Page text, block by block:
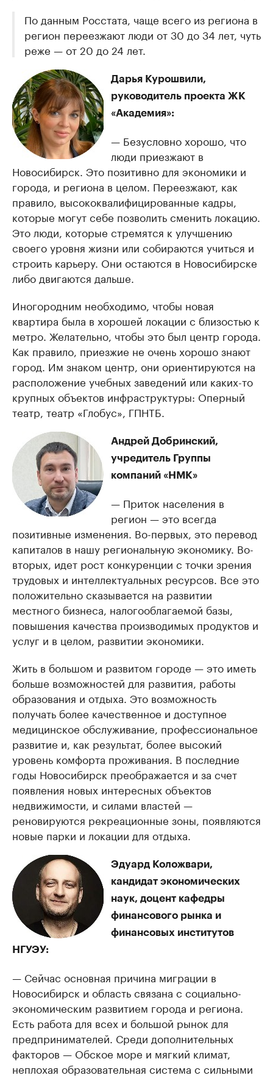
По данным Росстата, чаще всего из региона в
регион переезжают люди от 30 до 34 лет, чуть
реже — от 20 до 24 лет.
Дарья Курошвили,
руководитель проекта ЖК
«Академия»:
— Безусловно хорошо, что
люди приезжают в
Новосибирск. Это позитивно для экономики и
города, и региона в целом. Переезжают, как
правило, высококвалифицированные кадры,
которые могут себе позволить сменить локацию.
Это люди, которые стремятся к улучшению
своего уровня жизни или собираются учиться и
строить карьеру. Они остаются в Новосибирске
либо двигаются дальше.
Иногородним необходимо, чтобы новая
квартира была в хорошей локации с близостью к
метро. Желательно, чтобы это был центр города.
Как правило, приезжие не очень хорошо знают
город. Им знаком центр, они ориентируются на
расположение учебных заведений или каких-то
крупных объектов инфраструктуры: Оперный
театр, театр «Глобус», ГПНТБ.
Андрей Добринский,
учредитель Группы
компаний «НМК»
— Приток населения в
регион — это всегда
позитивные изменения. Во-первых, это перевод
капиталов в нашу региональную экономику. Во-
вторых, идет рост конкуренции с точки зрения
трудовых и интеллектуальных ресурсов. Все это
положительно сказывается на развитии
местного бизнеса, налогооблагаемой базы,
повышения качества производимых продуктов и
услуг и в целом, развитии экономики.
Жить в большом и развитом городе — это иметь
больше возможностей для развития, работы
образования и отдыха. Это возможность
получать более качественное и доступное
медицинское обслуживание, профессиональное
развитие и, как результат, более высокий
уровень комфорта проживания. В последние
годы Новосибирск преображается и за счет
появления новых интересных объектов
недвижимости, и силами властей —
реновируются рекреационные зоны, появляются
новые парки и локации для отдыха.
Эдуард Коложвари,
кандидат экономических
наук, доцент кафедры
финансового рынка и
финансовых институтов
НГУЭУ:
— Сейчас основная причина миграции в
Новосибирск и область связана с социально-
экономическим развитием города и региона.
Есть работа для всех и большой рынок для
предпринимателей. Среди дополнительных
факторов — Обское море и мягкий климат,
неплохая образовательная система с сильными